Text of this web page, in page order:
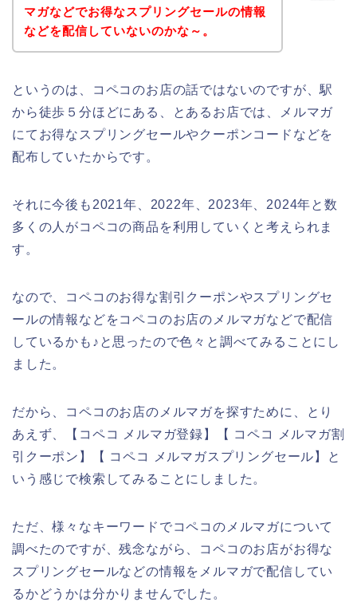
マガなどでお得なスプリングセールの情報
などを配信していないのかな～。
というのは、コペコのお店の話ではないのですが、駅
から徒歩５分ほどにある、とあるお店では、メルマガ
にてお得なスプリングセールやクーポンコードなどを
配布していたからです。
それに今後も2021年、2022年、2023年、2024年と数
多くの人がコペコの商品を利用していくと考えられま
す。
なので、コペコのお得な割引クーポンやスプリングセ
ールの情報などをコペコのお店のメルマガなどで配信
しているかも♪と思ったので色々と調べてみることにし
ました。
だから、コペコのお店のメルマガを探すために、とり
あえず、【コペコ メルマガ登録】【 コペコ メルマガ割
引クーポン】【 コペコ メルマガスプリングセール】と
いう感じで検索してみることにしました。
ただ、様々なキーワードでコペコのメルマガについて
調べたのですが、残念ながら、コペコのお店がお得な
スプリングセールなどの情報をメルマガで配信してい
るかどうかは分かりませんでした。